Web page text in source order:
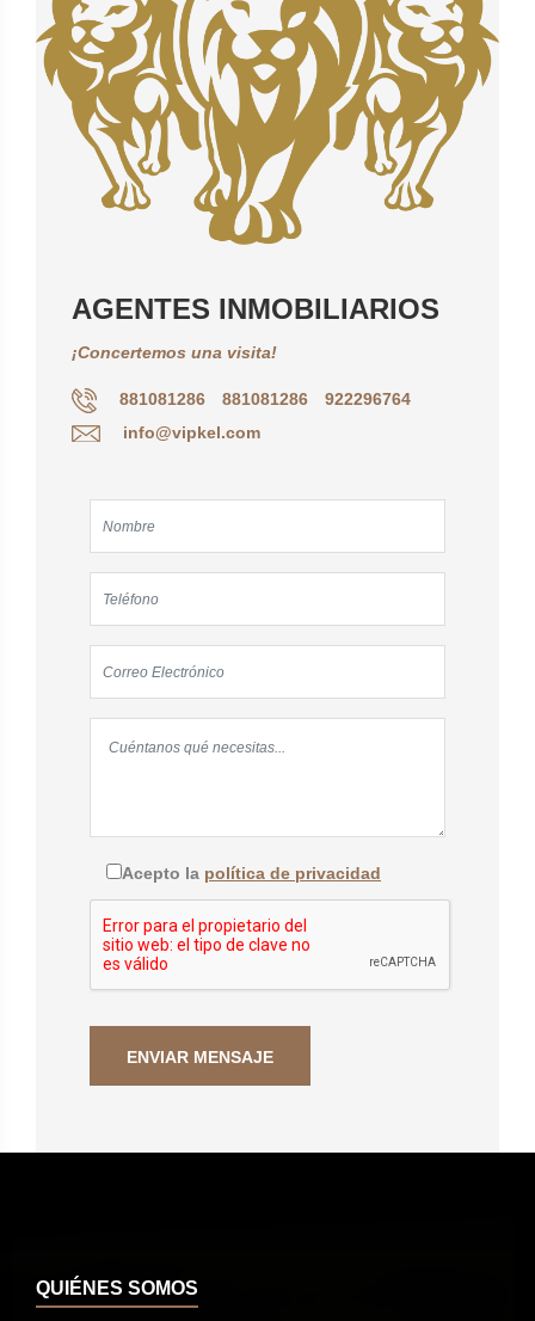
AGENTES INMOBILIARIOS
¡Concertemos una visita!
881081286 881081286
922296764
info@vipkel.com
Acepto la política de privacidad
QUIÉNES SOMOS